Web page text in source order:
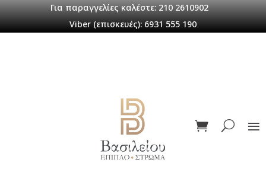
Για παραγγελίες καλέστε: 210 2610902
Viber (επισκευές): 6931 555 190